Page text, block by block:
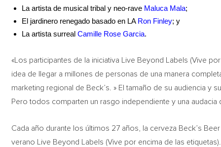
La artista de musical tribal y neo-rave Maluca Mala;
El jardinero renegado basado en LA Ron Finley; y
La artista surrealCamille Rose Garcia.
«Los participantes de la iniciativa Live Beyond Labels (Vive
idea de llegar a millones de personas de una manera
marketing regional de Beck’s. » El tamaño de su audiencia y
Pero todos comparten un rasgo independiente y una audacia
Cada año durante los últimos 27 años, la cerveza Beck’s
verano Live Beyond Labels (Vive por encima de las